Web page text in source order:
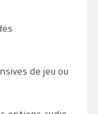
de jeu ou